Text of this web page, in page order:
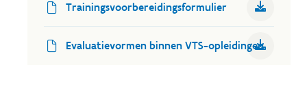
Trainingsvoorbereidingsformulier
Evaluatievormen binnen VTS-opleidingen